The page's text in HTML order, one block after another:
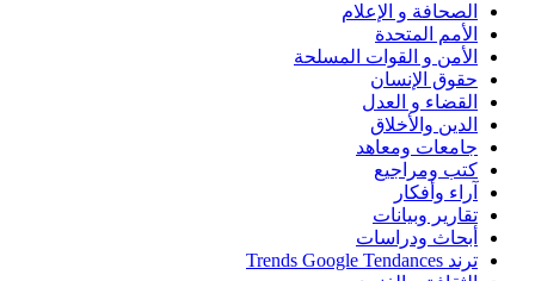
الصحافة و الإعلام
الأمم المتحدة
الأمن و القوات المسلحة
حقوق الإنسان
القضاء و العدل
الدين والأخلاق
جامعات ومعاهد
كتب ومراجيع
آراء وأفكار
تقارير وبيانات
أبحاث ودراسات
ترند Trends Google Tendances